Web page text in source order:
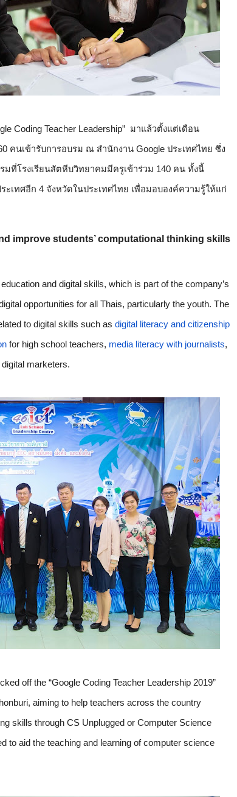
Coding Teacher Leadership”  มาแล้วตั้งแต่เดือน
คนเข้ารับการอบรม ณ สำนักงาน Google ประเทศไทย ซึ่ง
มที่โรงเรียนสัตหีบวิทยาคมมีครูเข้าร่วม 140 คน ทั้งนี้
เทศอีก 4 จังหวัดในประเทศไทย เพื่อมอบองค์ความรู้ให้แก่
improve students’ computational thinking skills
and digital skills, which is part of the company’s
opportunities for all Thais, particularly the youth. The
to digital skills such as digital literacy and citizenship
for high school teachers, media literacy with journalists,
digital marketers.
off the “Google Coding Teacher Leadership 2019”
aiming to help teachers across the country
skills through CS Unplugged or Computer Science
to aid the teaching and learning of computer science